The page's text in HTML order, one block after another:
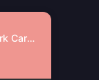
PlayStation Network Card (UK)